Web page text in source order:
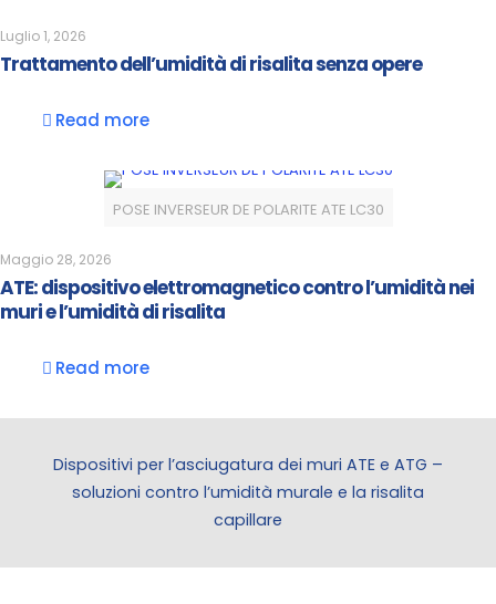
Luglio 1, 2026
Trattamento dell’umidità di risalita senza opere
Read more
POSE INVERSEUR DE POLARITE ATE LC30
Maggio 28, 2026
ATE: dispositivo elettromagnetico contro l’umidità nei
muri e l’umidità di risalita
Read more
Dispositivi per l’asciugatura dei muri ATE e ATG –
soluzioni contro l’umidità murale e la risalita
capillare